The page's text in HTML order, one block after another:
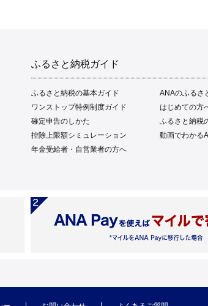
ふるさと納税ガイド
ふるさと納税の基本ガイド
ANAのふるさ
ワンストップ特例制度ガイド
はじめての方
確定申告のしかた
ふるさと納税
控除上限額シミュレーション
動画でわかる
年金受給者・自営業者の方へ